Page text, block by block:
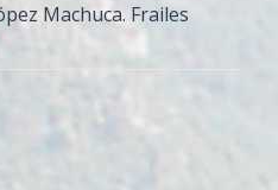
Machuca. Frailes